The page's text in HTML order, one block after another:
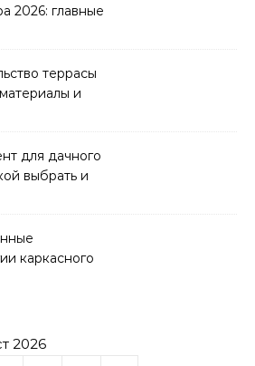
2026: главные
террасы
и
для дачного
выбрать и
каркасного
2026